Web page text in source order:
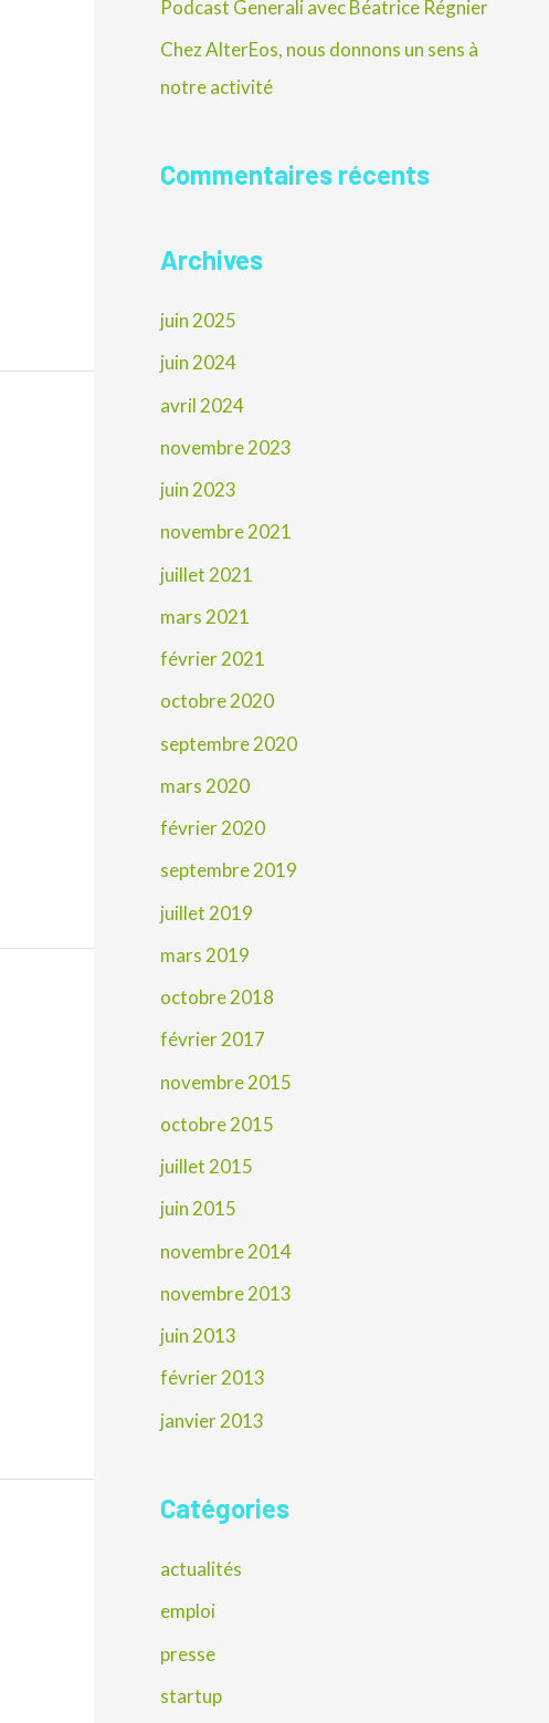
Podcast Generali avec Béatrice Régnier
Chez AlterEos, nous donnons un sens à
notre activité
Commentaires récents
Archives
juin 2025
juin 2024
avril 2024
novembre 2023
juin 2023
novembre 2021
juillet 2021
mars 2021
février 2021
octobre 2020
septembre 2020
mars 2020
février 2020
septembre 2019
juillet 2019
mars 2019
octobre 2018
février 2017
novembre 2015
octobre 2015
juillet 2015
juin 2015
novembre 2014
novembre 2013
juin 2013
février 2013
janvier 2013
Catégories
actualités
emploi
presse
startup